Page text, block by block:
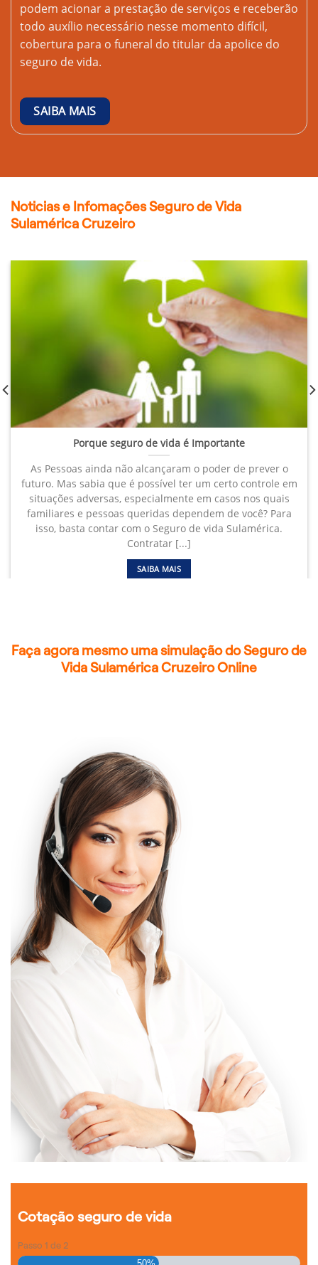
podem acionar a prestação de serviços e receberão
todo auxílio necessário nesse momento difícil,
cobertura para o funeral do titular da apolice do
seguro de vida.
SAIBA MAIS
Noticias e Infomações Seguro de Vida
Sulamérica Cruzeiro
Porque seguro de vida é Importante
As Pessoas ainda não alcançaram o poder de prever o
futuro. Mas sabia que é possível ter um certo controle em
situações adversas, especialmente em casos nos quais
familiares e pessoas queridas dependem de você? Para
isso, basta contar com o Seguro de vida Sulamérica.
Contratar [...]
SAIBA MAIS
Faça agora mesmo uma simulação do Seguro de
Vida Sulamérica Cruzeiro Online
Cotação seguro de vida
Passo 1 de 2